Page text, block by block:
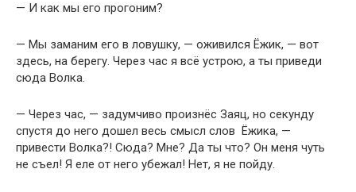
— И как мы его прогоним?
— Мы заманим его в ловушку, — оживился Ёжик, — вот
здесь, на берегу. Через час я всё устрою, а ты приведи
сюда Волка.
— Через час, — задумчиво произнёс Заяц, но секунду
спустя до него дошел весь смысл слов Ёжика, —
привести Волка?! Сюда? Мне? Да ты что? Он меня чуть
не съел! Я еле от него убежал! Нет, я не пойду.